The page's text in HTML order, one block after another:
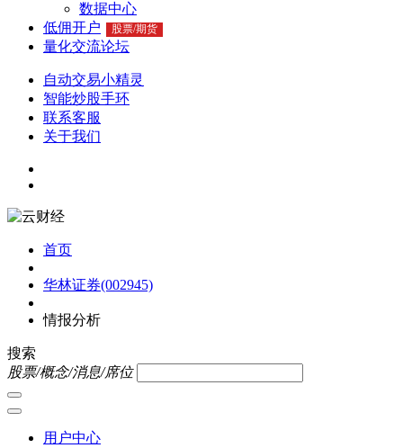
数据中心
低佣开户
股票/期货
量化交流论坛
自动交易小精灵
智能炒股手环
联系客服
关于我们
首页
华林证券(002945)
情报分析
搜索
股票/概念/消息/席位
用户中心